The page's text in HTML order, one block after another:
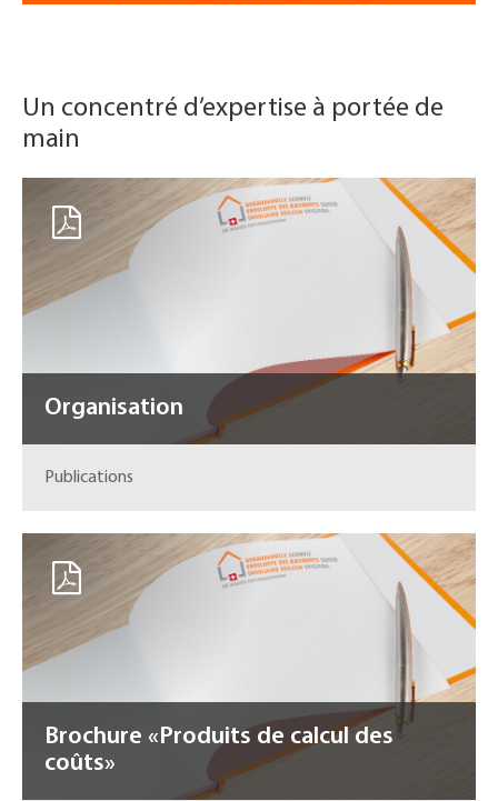
Un concentré d’expertise à portée de
main
Organisation
Publications
Brochure «Produits de calcul des
coûts»